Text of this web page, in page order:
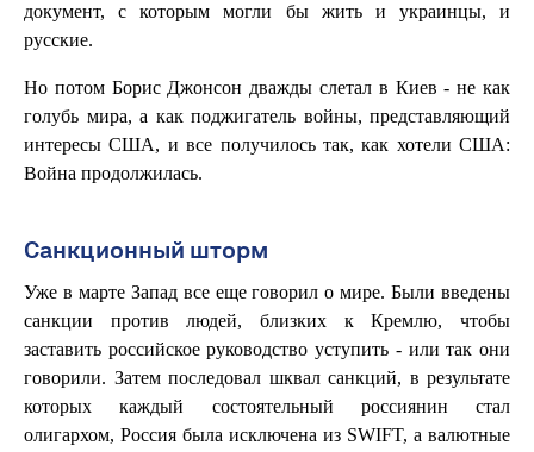
документ, с которым могли бы жить и украинцы, и
русские.
Но потом Борис Джонсон дважды слетал в Киев - не как
голубь мира, а как поджигатель войны, представляющий
интересы США, и все получилось так, как хотели США:
Война продолжилась.
Санкционный шторм
Уже в марте Запад все еще говорил о мире. Были введены
санкции против людей, близких к Кремлю, чтобы
заставить российское руководство уступить - или так они
говорили. Затем последовал шквал санкций, в результате
которых каждый состоятельный россиянин стал
олигархом, Россия была исключена из SWIFT, а валютные